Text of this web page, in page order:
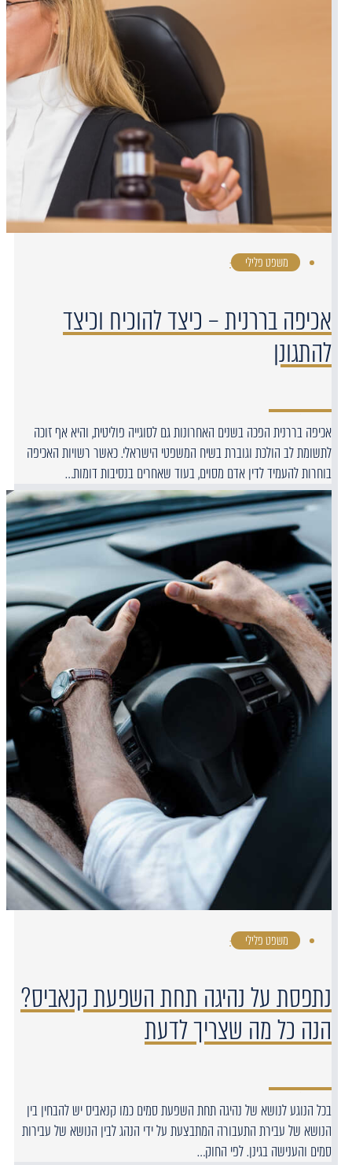
משפט פלילי ·
אכיפה בררנית – כיצד להוכיח וכיצד
להתגונן
אכיפה בררנית הפכה בשנים האחרונות גם לסוגייה פוליטית, והיא אף זוכה
לתשומת לב הולכת וגוברת בשיח המשפטי הישראלי. כאשר רשויות האכיפה
בוחרות להעמיד לדין אדם מסוים, בעוד שאחרים בנסיבות דומות…
משפט פלילי ·
נתפסת על נהיגה תחת השפעת קנאביס?
הנה כל מה שצריך לדעת
בכל הנוגע לנושא של נהיגה תחת השפעת סמים כמו קנאביס יש להבחין בין
הנושא של עבירת התעבורה המתבצעת על ידי הנהג לבין הנושא של עבירות
סמים והענישה בגינן. לפי החוק…